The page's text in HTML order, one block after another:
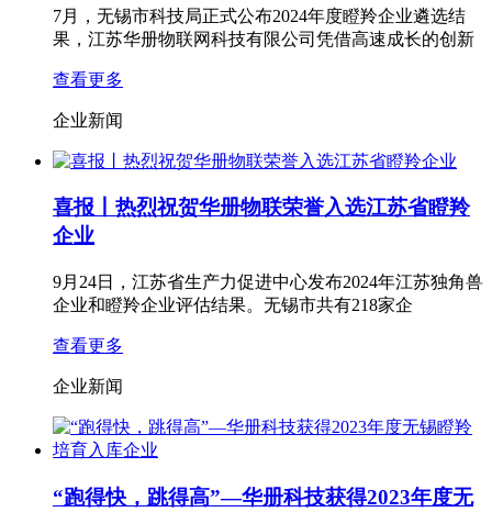
7月，无锡市科技局正式公布2024年度瞪羚企业遴选结
果，江苏华册物联网科技有限公司凭借高速成长的创新
查看更多
企业新闻
喜报丨热烈祝贺华册物联荣誉入选江苏省瞪羚
企业
9月24日，江苏省生产力促进中心发布2024年江苏独角兽
企业和瞪羚企业评估结果。无锡市共有218家企
查看更多
企业新闻
“跑得快，跳得高”—华册科技获得2023年度无